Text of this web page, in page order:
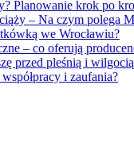
Planowanie krok po
– Na czym polega
we Wrocławiu?
– co oferują
przed pleśnią i
i zaufania?